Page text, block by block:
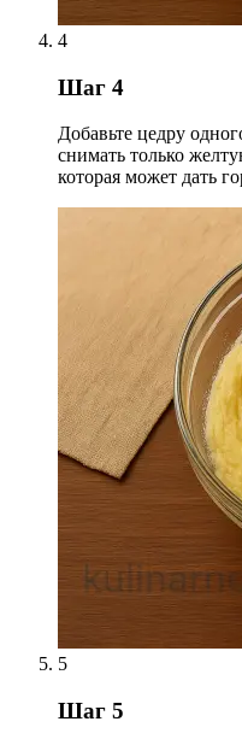
4
Шаг 4
Добавьте цедру
снимать только
которая может дать
5
Шаг 5